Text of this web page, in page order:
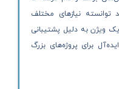
توانسته نیازهای مختلف
ویژن به دلیل پشتیبانی
برای پروژه‌های بزرگ